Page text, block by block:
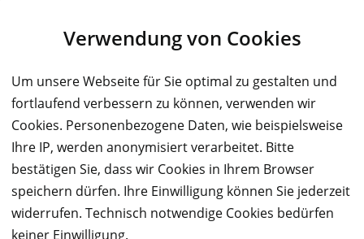
Verwendung von Cookies
Um unsere Webseite für Sie optimal zu gestalten und
fortlaufend verbessern zu können, verwenden wir
Cookies. Personenbezogene Daten, wie beispielsweise
Ihre IP, werden anonymisiert verarbeitet. Bitte
bestätigen Sie, dass wir Cookies in Ihrem Browser
speichern dürfen. Ihre Einwilligung können Sie jederzeit
widerrufen. Technisch notwendige Cookies bedürfen
keiner Einwilligung.
Fußball-Kiddies
Gutschein 50% Rabatt